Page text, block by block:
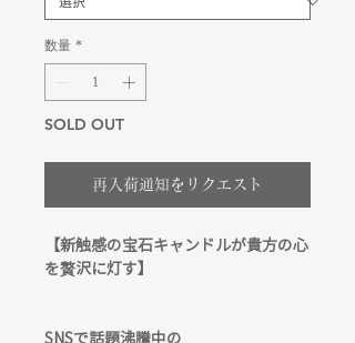
数量 *
SOLD OUT
再入荷通知をリクエスト
【新触感の宝石キャンドルが貴方の心
を贅沢に灯す】
SNSで話題沸騰中の